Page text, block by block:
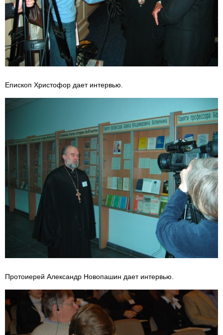
Епископ Христофор дает интервью.
Протоиерей Александр Новопашин дает интервью.